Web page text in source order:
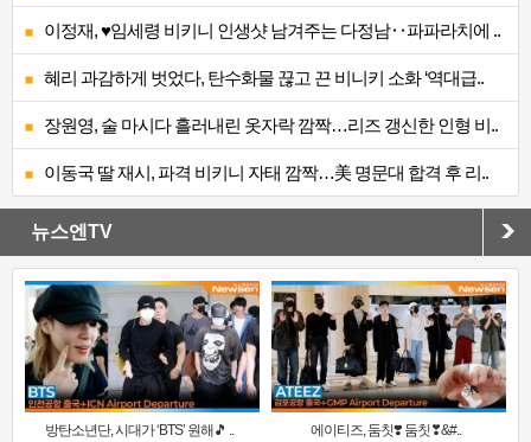
이정재, ♥임세령 비키니 인생샷 남겨주는 다정남‥파파라치에 ..
혜리 과감하게 벗었다, 탄수화물 끊고 끈 비니키 소화 ‘역대급..
장원영, 술 마시다 흘러내린 옷자락 깜짝…리즈 갱신한 인형 비..
이동국 딸 재시, 파격 비키니 자태 깜짝…美 명문대 합격 후 리..
뉴스엔TV
방탄소년단, 시대가 ‘BTS’ 원해🎵 .. 에이티즈, 둠칫❣️ 둠칫❣&#..